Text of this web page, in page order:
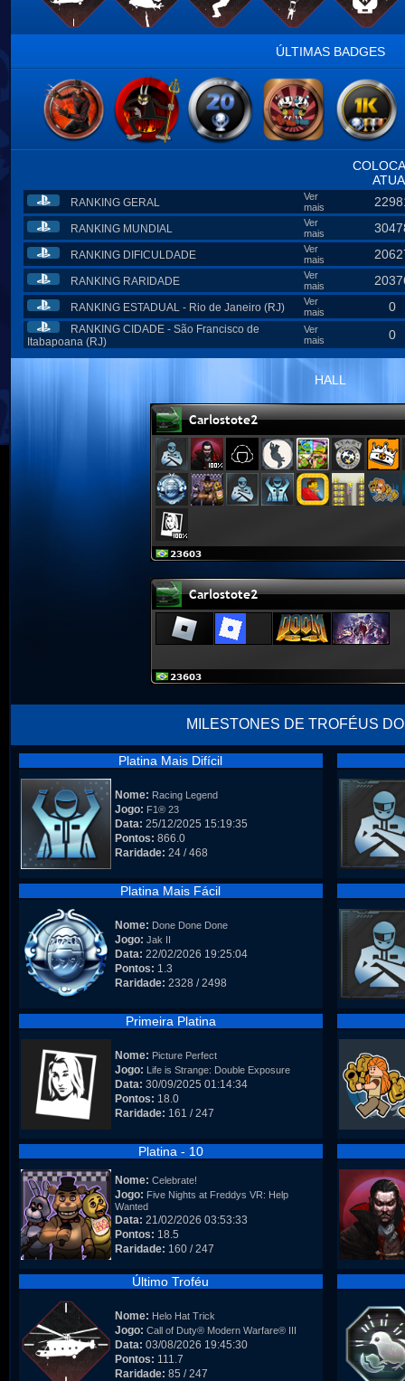
ÚLTIMAS BADGES
RANKING GERAL
Ver
mais
RANKING MUNDIAL
Ver
mais
RANKING DIFICULDADE
Ver
mais
RANKING RARIDADE
Ver
mais
RANKING ESTADUAL - Rio de Janeiro (RJ)
Ver
mais
0
RANKING CIDADE - São Francisco de
Itabapoana (RJ)
Ver
mais
0
HALL
MILESTONES DE TROFÉUS
Platina Mais Difícil
Nome: Racing Legend
Jogo: F1® 23
Data: 25/12/2025 15:19:35
Pontos: 866.0
Raridade: 24 / 468
Platina Mais Fácil
Nome: Done Done Done
Jogo: Jak II
Data: 22/02/2026 19:25:04
Pontos: 1.3
Raridade: 2328 / 2498
Primeira Platina
Nome: Picture Perfect
Jogo: Life is Strange: Double Exposure
Data: 30/09/2025 01:14:34
Pontos: 18.0
Raridade: 161 / 247
Platina - 10
Nome: Celebrate!
Jogo: Five Nights at Freddys VR: Help
Wanted
Data: 21/02/2026 03:53:33
Pontos: 18.5
Raridade: 160 / 247
Último Troféu
Nome: Helo Hat Trick
Jogo: Call of Duty® Modern Warfare® III
Data: 03/08/2026 19:45:30
Pontos: 111.7
Raridade: 85 / 247